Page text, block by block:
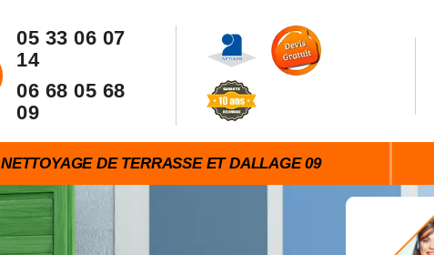
05 33 06 07
14
06 68 05 68
09
NETTOYAGE DE TERRASSE ET DALLAGE 09